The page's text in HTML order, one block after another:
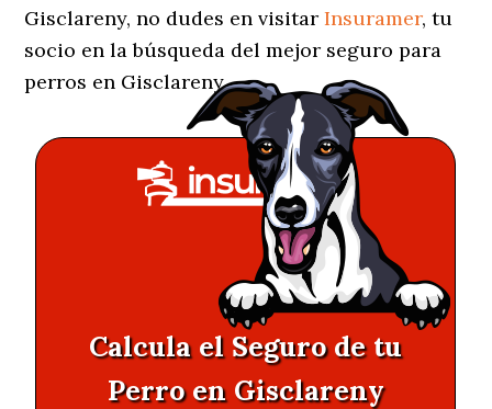
Gisclareny, no dudes en visitarInsuramer, tu
socio en la búsqueda del mejor seguro para
perros en Gisclareny.
Calcula el Seguro de tu
Perro en Gisclareny